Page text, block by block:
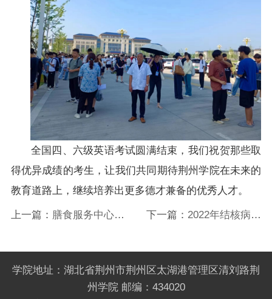
全国四、六级英语考试圆满结束，我们祝贺那些取
得优异成绩的考生，让我们共同期待荆州学院在未来的
教育道路上，继续培养出更多德才兼备的优秀人才。
上一篇： 膳食服务中心联
下一篇： 2022年结核病校
学院地址：湖北省荆州市荆州区太湖港管理区清刘路荆
州学院 邮编：434020